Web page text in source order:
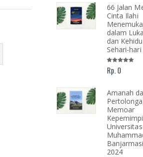
Shalat Menurut
66 Jalan
Cinta Ilahi
dalam
dan
Sehari-hari
Rp. 0
Amanah
Memoar
Universitas
2024